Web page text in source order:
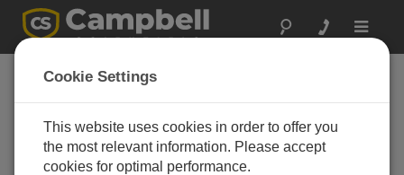
Toggle
カリフォルニア: 堤防
監視を強化してコミ
ュニティの安全を確
保
Cookie Settings
This website uses cookies in order to offer you
the most relevant information. Please accept
cookies for optimal performance.